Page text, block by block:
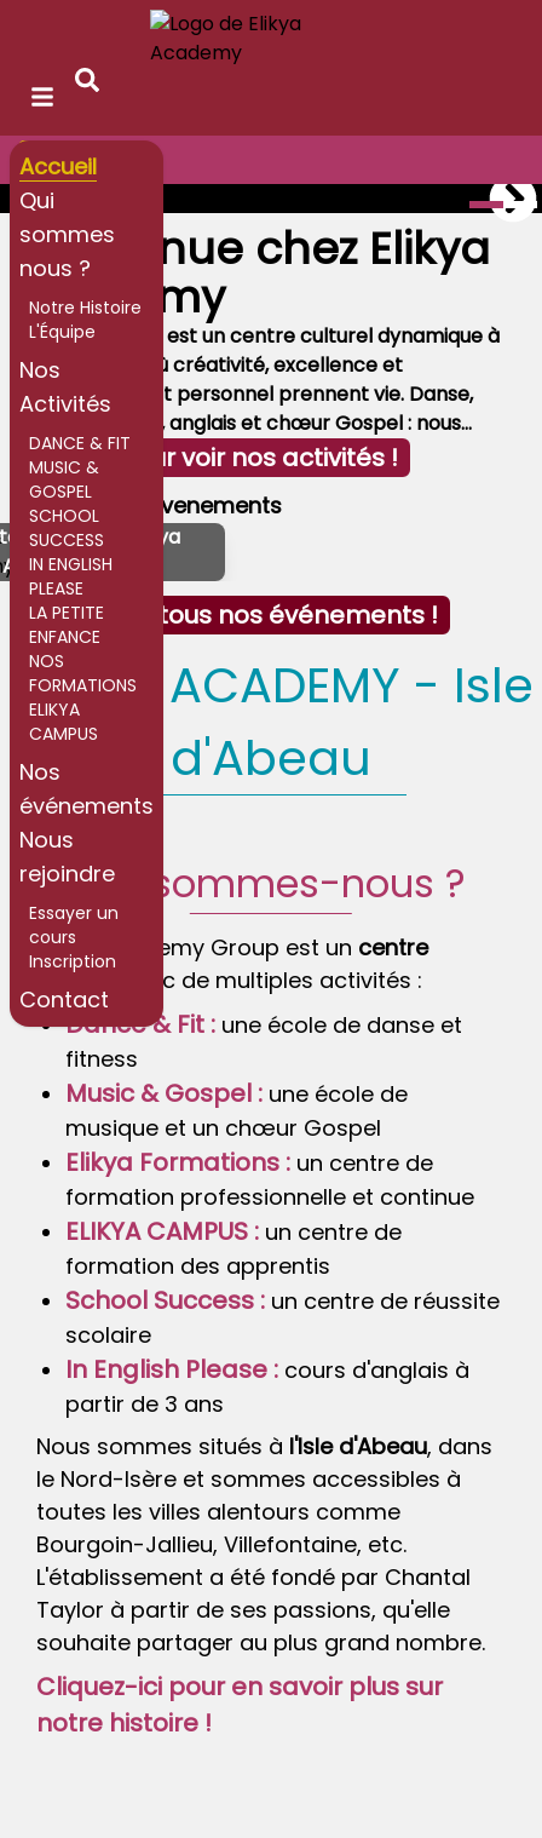
Accueil
Qui
sommes
nous ?
Notre Histoire
L'Équipe
Nos
Activités
DANCE & FIT
MUSIC &
GOSPEL
SCHOOL
SUCCESS
IN ENGLISH
PLEASE
LA PETITE
ENFANCE
NOS
FORMATIONS
ELIKYA
CAMPUS
Nos
événements
Nous
rejoindre
Essayer un
cours
Inscription
Contact
Accueil
Bienvenue chez Elikya
Academy
Elikya Academy est un centre culturel dynamique à
l'Isle-d'Abeau où créativité, excellence et
épanouissement personnel prennent vie. Danse,
soutien scolaire, anglais et chœur Gospel : nous
cultivons des talents variés pour tous les âges. Chez
Elikya Academy, chacun trouve sa place et se
découvre des passions !
Cliquez pour voir nos activités !
Nos autres évenements
Ouvertes Elikya
Academy 2026
Voir tous nos événements !
ELIKYA ACADEMY - Isle
d'Abeau
Qui sommes-nous ?
Elikya Academy Group est un centre
culturel
avec de multiples activités :
Dance & Fit : une école de danse et
fitness
Music & Gospel : une école de
musique et un chœur Gospel
Elikya Formations : un centre de
formation professionnelle et continue
ELIKYA CAMPUS : un centre de
formation des apprentis
School Success : un centre de réussite
scolaire
In English Please : cours d'anglais à
partir de 3 ans
Nous sommes situés à l'Isle d'Abeau, dans
le Nord-Isère et sommes accessibles à
toutes les villes alentours comme
Bourgoin-Jallieu, Villefontaine, etc.
L'établissement a été fondé par Chantal
Taylor à partir de ses passions, qu'elle
souhaite partager au plus grand nombre.
Cliquez-ici pour en savoir plus sur
notre histoire !